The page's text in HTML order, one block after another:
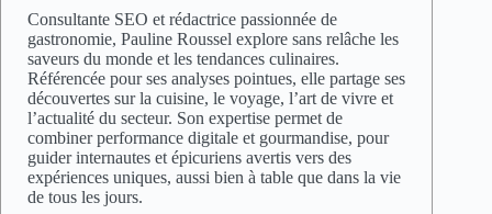
Consultante SEO et rédactrice passionnée de
gastronomie, Pauline Roussel explore sans relâche les
saveurs du monde et les tendances culinaires.
Référencée pour ses analyses pointues, elle partage ses
découvertes sur la cuisine, le voyage, l’art de vivre et
l’actualité du secteur. Son expertise permet de
combiner performance digitale et gourmandise, pour
guider internautes et épicuriens avertis vers des
expériences uniques, aussi bien à table que dans la vie
de tous les jours.